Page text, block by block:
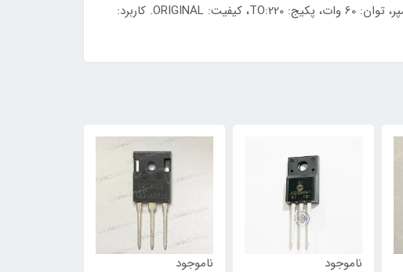
قطعه: ترانزیستور دارلینگتون قدرت BDX53C، دسته‌بندی: ترانزیستور NPN + Darlington، ولتاژ: 100 ولت، جریان: 8 آمپر، توان: 60 وات، پکیج: TO:220، کیفیت: ORIGINAL. کاربرد:
ناموجود ناموجود